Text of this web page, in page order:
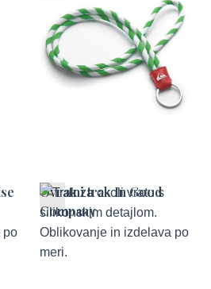
Ovratni trak In Good
Company